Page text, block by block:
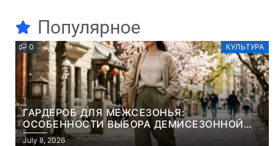
Популярное
0 КУЛЬТУРА
ГАРДЕРОБ ДЛЯ МЕЖСЕЗОНЬЯ:
ОСОБЕННОСТИ ВЫБОРА ДЕМИСЕЗОННОЙ
ПАРКИ И ЭЛЕГАНТНОГО ЖЕНСКОГО ПЛАЩА
July 8, 2026